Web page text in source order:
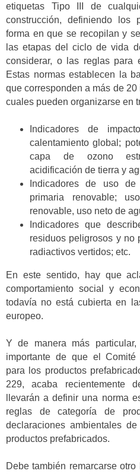
etiquetas Tipo III de
construcción, definiendo los
forma en que se recopilan y
las etapas del ciclo de vida
considerar, o las reglas para
Estas normas establecen la
que corresponden a más de
cuales pueden organizarse en
Indicadores de
calentamiento global;
capa de ozono
acidificación de tierra y
Indicadores de uso
primaria renovable;
renovable, uso neto de
Indicadores que
residuos peligrosos y no
radiactivos vertidos; etc.
En este sentido, hay que
comportamiento social y
todavía no está cubierta en
europeo.
Y de manera más
importante de que el Comité
para los productos
229, acaba recientemente
llevarán a definir una norma
reglas de categoría de
declaraciones ambientales
productos prefabricados.
Debe también remarcarse